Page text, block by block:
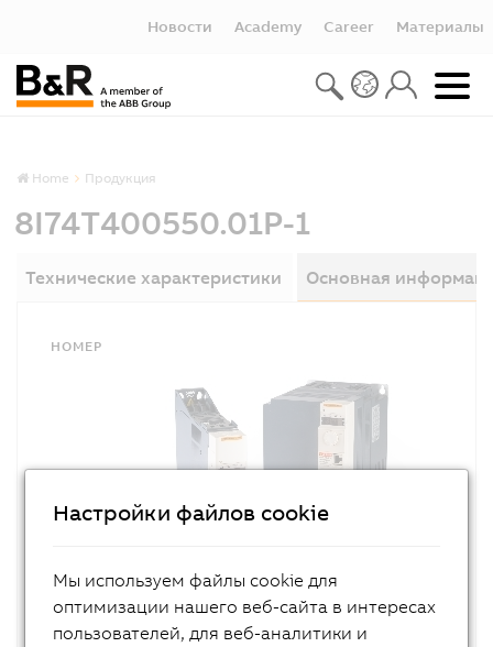
Новости Academy Career Материалы
Home Продукция
8I74T400550.01P-1
Технические характеристики Основная
НОМЕР
Настройки файлов cookie
Мы используем файлы cookie для
оптимизации нашего веб-сайта в интересах
пользователей, для веб-аналитики и